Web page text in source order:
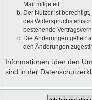
Mail mitgeteilt.
Der Nutzer ist
des Widerspruchs
bestehende
Die Änderungen gelten
den Änderungen
Informationen über den
sind in der